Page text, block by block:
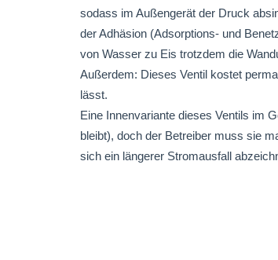
sodass im Außengerät der Druck
der Adhäsion (Adsorptions- und
von Wasser zu Eis trotzdem die
Außerdem: Dieses Ventil kostet
lässt.
Eine Innenvariante dieses Ventils im
bleibt), doch der Betreiber muss sie
sich ein längerer Stromausfall